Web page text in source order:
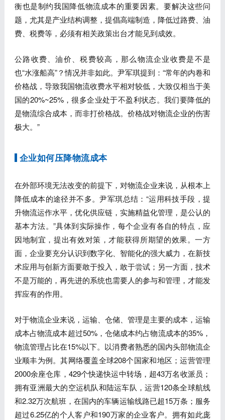
衡也是制约我国降低物流成本的重要因素。要解决这些问
题，尤其是产业结构调整，提倡高端制造，降低过路费、油
费、税费等，必须有相关政策出台才能见到成效。
公路收费、油价、税费较高，那么物流企业收费是不是
也“水涨船高”？情况并非如此。尹军琪提到：“常年的内卷和
价格战，导致我国物流收费水平相对较低，大致仅相当于美
国的20%~25%，很多企业处于不盈利状态。我们要降低的
是物流综合成本，而非打价格战。价格战对物流企业的伤害
极大。”
企业如何压降物流成本
在外部环境无法改变的前提下，对物流企业来说，从根本上
降低成本的途径并不多。尹军琪总结：“运用科技手段，提
升物流运作水平，优化供应链，实施精益化管理，是公认的
基本方法。”具体到实际操作，每个企业有各自的特点，应
因地制宜，提出有效对策，才能获得所期望的效果。一方
面，企业要充分认识到数字化、智能化的强大威力，在新技
术应用与创新方面要敢于投入，敢于尝试；另一方面，技术
不是万能的，再先进的系统也需要人的参与和管理，才能发
挥应有的作用。
对于物流企业来说，运输、仓储、管理是主要的成本，运输
成本占物流成本超过50%，仓储成本约占物流成本的35%，
物流管理占比在15%以下。以消费者熟悉的国内头部物流企
业顺丰为例。其网络覆盖全球208个国家和地区；运营管理
2000余座仓库，429个快递快运中转场，超43万名收派员；
拥有亚洲最大的空运机队和陆运车队，运营120条全球航线
和2.32万次航班，在国内的车辆运输线路已超15万条；服务
超过6.25亿的个人客户和190万家的企业客户。拥有如此庞